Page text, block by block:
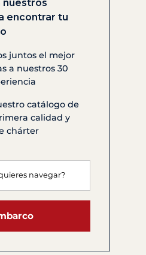
nuestros
encontrar tu
juntos el mejor
a nuestros 30
catálogo de
calidad y
chárter